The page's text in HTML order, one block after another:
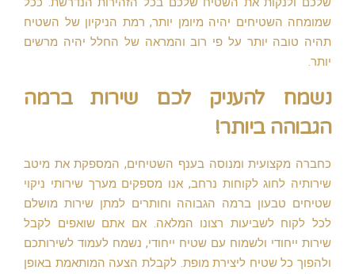
שמומחה השטיחים יהיה מיומן יותר, רמת הניקיון של השטיח
תהיה טובה יותר על פי רוב והמראה של החלל יהיה מרשים
יותר.
נשמח להעניק לכם שירות ברמה
הגבוהה ביותר!
כחברה מקצועית ומנוסה בענף השטיחים, המספקת את מיטב
שירותיה לחוג לקוחות נרחב, אנו מספקים מערך שירותי ניקוי
שטיחים טבעון ברמה הגבוהה וחותרים למתן שירות מושלם
לכל לקוח לשביעות רצונו המלאה. אם אתם שואפים לקבל
שירות ייחודי ולשמוח עם שטיח ייחודי, נשמח לעמוד לשירותכם
ולהפוך כל שטיח ליצירת מופת. לקבלת הצעה המותאמת באופן